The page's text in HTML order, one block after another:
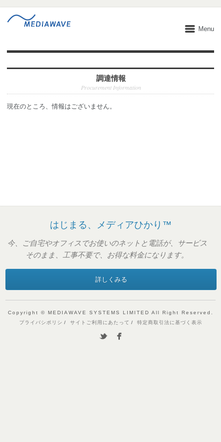
Menu
調達情報
Procurement Information
現在のところ、情報はございません。
はじまる、メディアひかり™
今、ご自宅やオフィスでお使いのネットと電話が、サービス
そのまま、工事不要で、お得な料金になります。
詳しくみる
Copyright © MEDIAWAVE SYSTEMS LIMITED All Right Reserved.
プライバシポリシ
サイトご利用にあたって 特定商取引法に基づく表示